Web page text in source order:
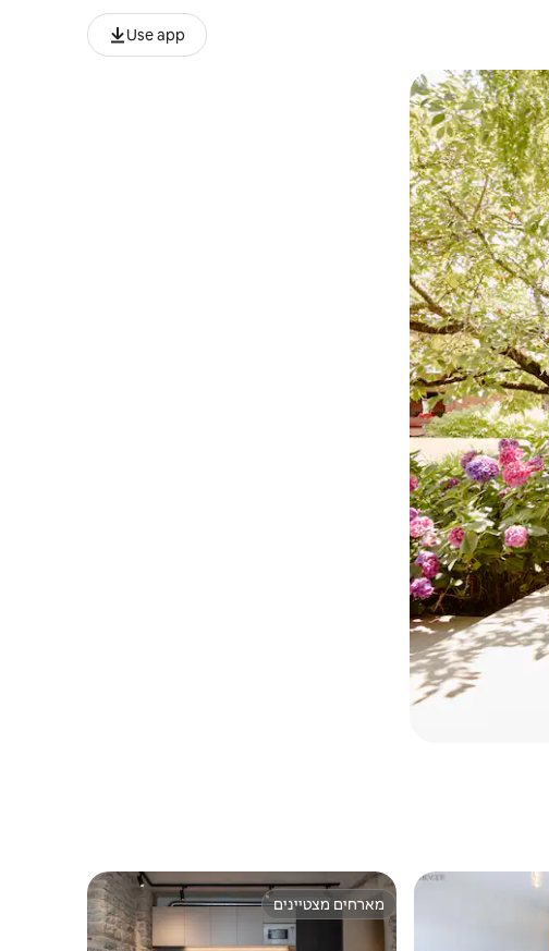
Use app
מארחים מצטיינים
מארחים מצטיינים